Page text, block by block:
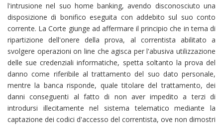
l'intrusione nel suo home banking, avendo disconosciuto una
disposizione di bonifico eseguita con addebito sul suo conto
corrente. La Corte giunge ad affermare il principio che in tema di
ripartizione dell'onere della prova, al correntista abilitato a
svolgere operazioni on line che agisca per l'abusiva utilizzazione
delle sue credenziali informatiche, spetta soltanto la prova del
danno come riferibile al trattamento del suo dato personale,
mentre la banca risponde, quale titolare del trattamento, dei
danni conseguenti al fatto di non aver impedito a terzi di
introdursi illecitamente nel sistema telematico mediante la
captazione dei codici d'accesso del correntista, ove non dimostri